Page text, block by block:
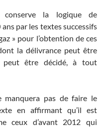
la logique de
par les textes successifs
» pour l’obtention de ces
la délivrance peut être
être décidé, à tout
pas de faire le
en affirmant qu’il est
ceux d’avant 2012 qui